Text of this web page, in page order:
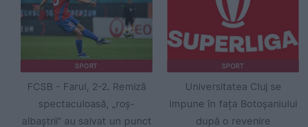
SPORT
FCSB - Farul, 2-2. Remiză
spectaculoasă, „roș-
albaștrii” au salvat un punct
SPORT
Universitatea Cluj se
impune în fața Botoșaniului
după o revenire